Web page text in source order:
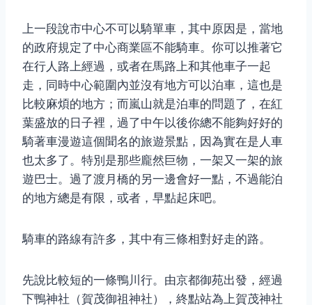
上一段說市中心不可以騎單車，其中原因是，當地
的政府規定了中心商業區不能騎車。你可以推著它
在行人路上經過，或者在馬路上和其他車子一起
走，同時中心範圍內並沒有地方可以泊車，這也是
比較麻煩的地方；而嵐山就是泊車的問題了，在紅
葉盛放的日子裡，過了中午以後你總不能夠好好的
騎著車漫遊這個聞名的旅遊景點，因為實在是人車
也太多了。特別是那些龐然巨物，一架又一架的旅
遊巴士。過了渡月橋的另一邊會好一點，不過能泊
的地方總是有限，或者，早點起床吧。
騎車的路線有許多，其中有三條相對好走的路。
先說比較短的一條鴨川行。由京都御苑出發，經過
下鴨神社（賀茂御祖神社），終點站為上賀茂神社